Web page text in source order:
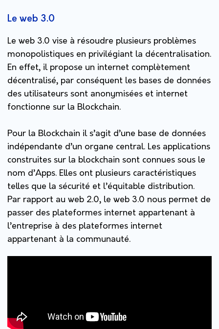
Le web 3.0
Le web 3.0 vise à résoudre plusieurs problèmes
monopolistiques en privilégiant la décentralisation.
En effet, il propose un internet complètement
décentralisé, par conséquent les bases de données
des utilisateurs sont anonymisées et internet
fonctionne sur la Blockchain.
Pour la Blockchain il s’agit d’une base de données
indépendante d’un organe central. Les applications
construites sur la blockchain sont connues sous le
nom d’Apps. Elles ont plusieurs caractéristiques
telles que la sécurité et l’équitable distribution.
Par rapport au web 2.0, le web 3.0 nous permet de
passer des plateformes internet appartenant à
l’entreprise à des plateformes internet
appartenant à la communauté.